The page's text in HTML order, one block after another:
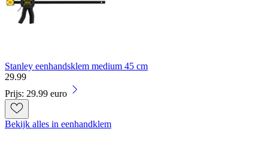
Stanley eenhandsklem medium 45 cm
29.99
Prijs: 29.99 euro
Bekijk alles in eenhandklem